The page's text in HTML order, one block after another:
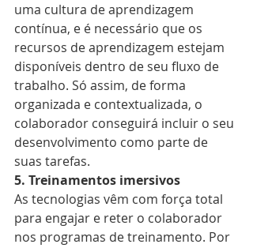
uma cultura de aprendizagem
contínua, e é necessário que os
recursos de aprendizagem estejam
disponíveis dentro de seu fluxo de
trabalho. Só assim, de forma
organizada e contextualizada, o
colaborador conseguirá incluir o seu
desenvolvimento como parte de
suas tarefas.
5. Treinamentos imersivos
As tecnologias vêm com força total
para engajar e reter o colaborador
nos programas de treinamento. Por